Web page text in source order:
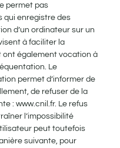
permet pas
qui enregistre des
d’un ordinateur sur un
à faciliter la
ont également vocation à
Le
permet d’informer de
de refuser de la
: www.cnil.fr. Le refus
l’impossibilité
peut toutefois
suivante, pour